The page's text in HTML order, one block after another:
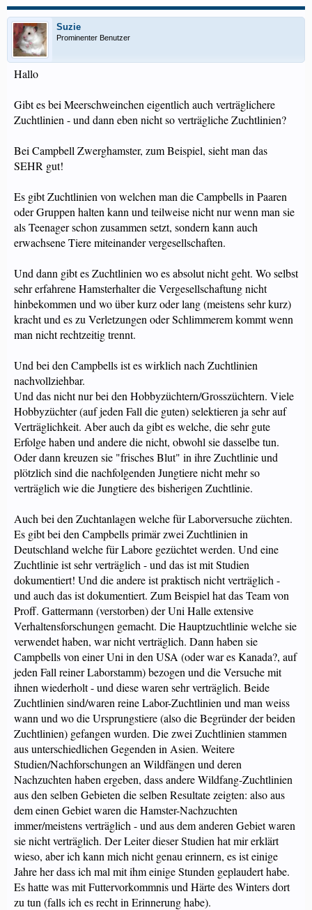
Suzie
Prominenter Benutzer
Hallo
Gibt es bei Meerschweinchen eigentlich auch verträglichere
Zuchtlinien - und dann eben nicht so verträgliche Zuchtlinien?
Bei Campbell Zwerghamster, zum Beispiel, sieht man das
SEHR gut!
Es gibt Zuchtlinien von welchen man die Campbells in Paaren
oder Gruppen halten kann und teilweise nicht nur wenn man sie
als Teenager schon zusammen setzt, sondern kann auch
erwachsene Tiere miteinander vergesellschaften.
Und dann gibt es Zuchtlinien wo es absolut nicht geht. Wo selbst
sehr erfahrene Hamsterhalter die Vergesellschaftung nicht
hinbekommen und wo über kurz oder lang (meistens sehr kurz)
kracht und es zu Verletzungen oder Schlimmerem kommt wenn
man nicht rechtzeitig trennt.
Und bei den Campbells ist es wirklich nach Zuchtlinien
nachvollziehbar.
Und das nicht nur bei den Hobbyzüchtern/Grosszüchtern. Viele
Hobbyzüchter (auf jeden Fall die guten) selektieren ja sehr auf
Verträglichkeit. Aber auch da gibt es welche, die sehr gute
Erfolge haben und andere die nicht, obwohl sie dasselbe tun.
Oder dann kreuzen sie "frisches Blut" in ihre Zuchtlinie und
plötzlich sind die nachfolgenden Jungtiere nicht mehr so
verträglich wie die Jungtiere des bisherigen Zuchtlinie.
Auch bei den Zuchtanlagen welche für Laborversuche züchten.
Es gibt bei den Campbells primär zwei Zuchtlinien in
Deutschland welche für Labore gezüchtet werden. Und eine
Zuchtlinie ist sehr verträglich - und das ist mit Studien
dokumentiert! Und die andere ist praktisch nicht verträglich -
und auch das ist dokumentiert. Zum Beispiel hat das Team von
Proff. Gattermann (verstorben) der Uni Halle extensive
Verhaltensforschungen gemacht. Die Hauptzuchtlinie welche sie
verwendet haben, war nicht verträglich. Dann haben sie
Campbells von einer Uni in den USA (oder war es Kanada?, auf
jeden Fall reiner Laborstamm) bezogen und die Versuche mit
ihnen wiederholt - und diese waren sehr verträglich. Beide
Zuchtlinien sind/waren reine Labor-Zuchtlinien und man weiss
wann und wo die Ursprungstiere (also die Begründer der beiden
Zuchtlinien) gefangen wurden. Die zwei Zuchtlinien stammen
aus unterschiedlichen Gegenden in Asien. Weitere
Studien/Nachforschungen an Wildfängen und deren
Nachzuchten haben ergeben, dass andere Wildfang-Zuchtlinien
aus den selben Gebieten die selben Resultate zeigten: also aus
dem einen Gebiet waren die Hamster-Nachzuchten
immer/meistens verträglich - und aus dem anderen Gebiet waren
sie nicht verträglich. Der Leiter dieser Studien hat mir erklärt
wieso, aber ich kann mich nicht genau erinnern, es ist einige
Jahre her dass ich mal mit ihm einige Stunden geplaudert habe.
Es hatte was mit Futtervorkommnis und Härte des Winters dort
zu tun (falls ich es recht in Erinnerung habe).